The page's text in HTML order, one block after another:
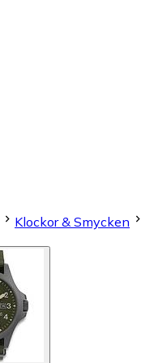
Klockor & Smycken